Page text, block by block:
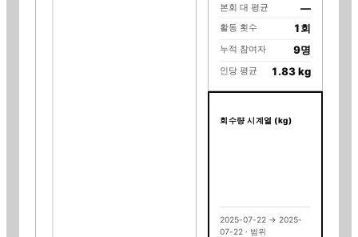
본회 대 평균 —
활동 횟수 1회
누적 참여자 9명
인당 평균 1.83 kg
회수량 시계열 (kg)
2025-07-22 → 2025-
07-22 · 범위